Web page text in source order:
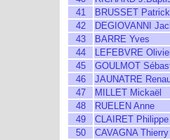
41
BRUSSET Patrick
42
DEGIOVANNI
43
BARRE Yves
44
LEFEBVRE
45
GOULMOT
46
JAUNATRE
47
MILLET Mickaël
48
RUELEN Anne
49
CLAIRET Philippe
50
CAVAGNA Thierry